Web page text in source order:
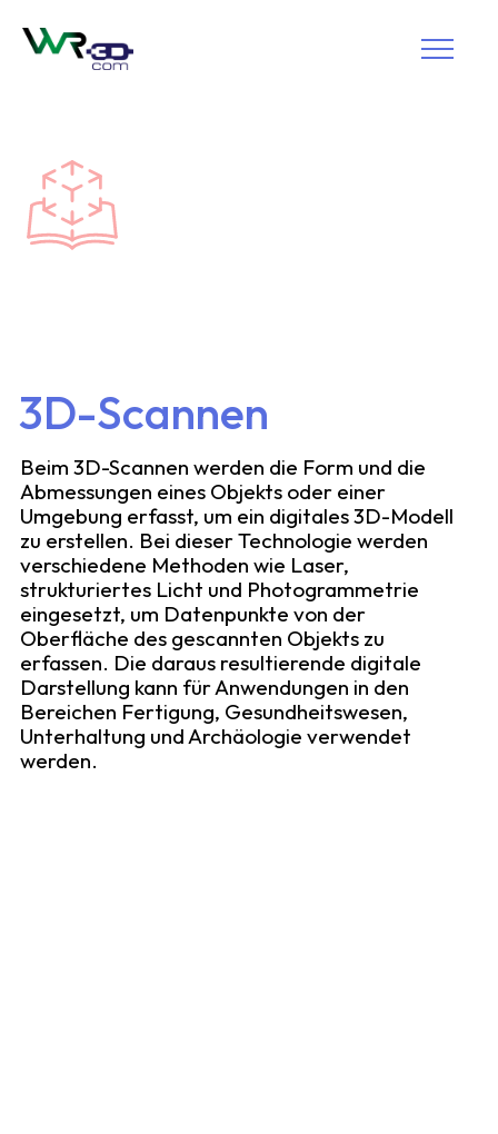
3D-Scannen
Beim 3D-Scannen werden die Form und die
Abmessungen eines Objekts oder einer
Umgebung erfasst, um ein digitales 3D-Modell
zu erstellen. Bei dieser Technologie werden
verschiedene Methoden wie Laser,
strukturiertes Licht und Photogrammetrie
eingesetzt, um Datenpunkte von der
Oberfläche des gescannten Objekts zu
erfassen. Die daraus resultierende digitale
Darstellung kann für Anwendungen in den
Bereichen Fertigung, Gesundheitswesen,
Unterhaltung und Archäologie verwendet
werden.